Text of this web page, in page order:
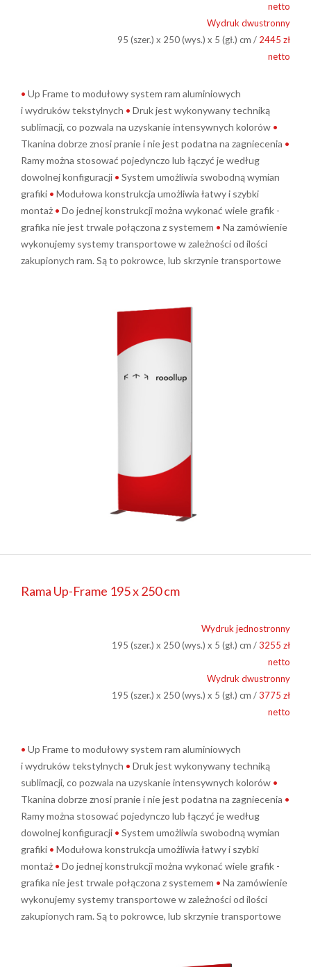
netto
Wydruk dwustronny
95 (szer.) x 250 (wys.) x 5 (gł.) cm / 2445 zł
netto
• Up Frame to modułowy system ram aluminiowych
i wydruków tekstylnych • Druk jest wykonywany techniką
sublimacji, co pozwala na uzyskanie intensywnych kolorów •
Tkanina dobrze znosi pranie i nie jest podatna na zagniecenia •
Ramy można stosować pojedynczo lub łączyć je według
dowolnej konfiguracji • System umożliwia swobodną wymian
grafiki • Modułowa konstrukcja umożliwia łatwy i szybki
montaż • Do jednej konstrukcji można wykonać wiele grafik -
grafika nie jest trwale połączona z systemem • Na zamówienie
wykonujemy systemy transportowe w zależności od ilości
zakupionych ram. Są to pokrowce, lub skrzynie transportowe
Rama Up-Frame 195 x 250 cm
Wydruk jednostronny
195 (szer.) x 250 (wys.) x 5 (gł.) cm /3255 zł
netto
Wydruk dwustronny
195 (szer.) x 250 (wys.) x 5 (gł.) cm /3775 zł
netto
• Up Frame to modułowy system ram aluminiowych
i wydruków tekstylnych • Druk jest wykonywany techniką
sublimacji, co pozwala na uzyskanie intensywnych kolorów •
Tkanina dobrze znosi pranie i nie jest podatna na zagniecenia •
Ramy można stosować pojedynczo lub łączyć je według
dowolnej konfiguracji • System umożliwia swobodną wymian
grafiki • Modułowa konstrukcja umożliwia łatwy i szybki
montaż • Do jednej konstrukcji można wykonać wiele grafik -
grafika nie jest trwale połączona z systemem • Na zamówienie
wykonujemy systemy transportowe w zależności od ilości
zakupionych ram. Są to pokrowce, lub skrzynie transportowe